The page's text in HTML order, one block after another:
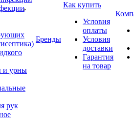
и урны
рук
Бренды
Как купить
Условия
оплаты
Условия
доставки
Гарантия
на товар